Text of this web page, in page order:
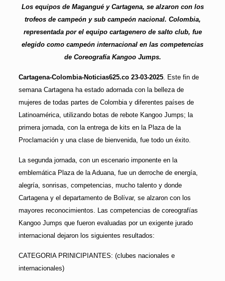
Los equipos de Magangué y Cartagena, se alzaron con los
trofeos de campeón y sub campeón nacional. Colombia,
representada por el equipo cartagenero de salto club, fue
elegido como campeón internacional en las competencias
de Coreografía Kangoo Jumps.
Cartagena-Colombia-Noticias625.co 23-03-2025. Este fin de
semana Cartagena ha estado adornada con la belleza de
mujeres de todas partes de Colombia y diferentes países de
Latinoamérica, utilizando botas de rebote Kangoo Jumps; la
primera jornada, con la entrega de kits en la Plaza de la
Proclamación y una clase de bienvenida, fue todo un éxito.
La segunda jornada, con un escenario imponente en la
emblemática Plaza de la Aduana, fue un derroche de energía,
alegría, sonrisas, competencias, mucho talento y donde
Cartagena y el departamento de Bolívar, se alzaron con los
mayores reconocimientos. Las competencias de coreografías
Kangoo Jumps que fueron evaluadas por un exigente jurado
internacional dejaron los siguientes resultados:
CATEGORIA PRINICIPIANTES: (clubes nacionales e
internacionales)